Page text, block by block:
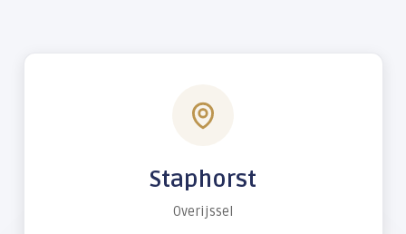
Staphorst
Overijssel